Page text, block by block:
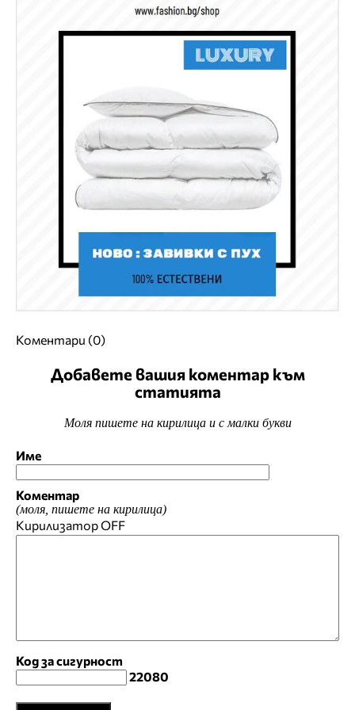
Коментари (0)
Добавете вашия коментар към
статията
Моля пишете на кирилица и с малки букви
Име
Коментар
(моля, пишете на кирилица)
КирилизаторOFF
Код за сигурност
22080